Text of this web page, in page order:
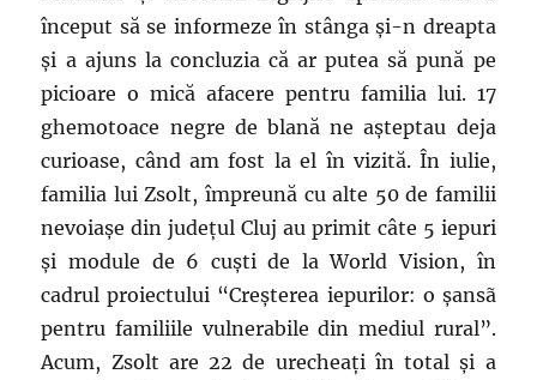
început să se informeze în stânga și-n dreapta
și a ajuns la concluzia că ar putea să pună pe
picioare o mică afacere pentru familia lui. 17
ghemotoace negre de blană ne așteptau deja
curioase, când am fost la el în vizită. În iulie,
familia lui Zsolt, împreună cu alte 50 de familii
nevoiașe din județul Cluj au primit câte 5 iepuri
și module de 6 cuști de la World Vision, în
cadrul proiectului “Creșterea iepurilor: o șansã
pentru familiile vulnerabile din mediul rural”.
Acum, Zsolt are 22 de urecheați în total și a